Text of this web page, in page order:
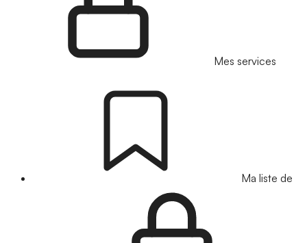
Mes services
Ma liste de